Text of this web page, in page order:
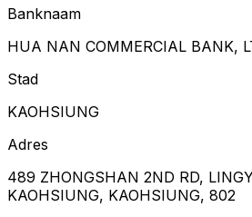
Banknaam
HUA NAN COMMERCIAL BANK,
Stad
KAOHSIUNG
Adres
489 ZHONGSHAN 2ND RD,
KAOHSIUNG, KAOHSIUNG, 802